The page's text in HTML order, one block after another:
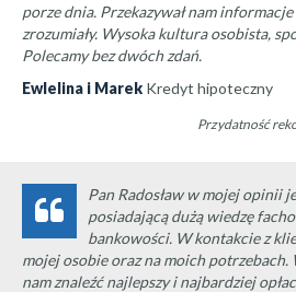
porze dnia. Przekazywał nam
zrozumiały. Wysoka kultura osobista,
Polecamy bez dwóch zdań.
Ewlelina i Marek Kredyt hipoteczny
Przydatność
Pan Radosław w mojej opinii
posiadającą dużą wiedzę
bankowości. W kontakcie z
mojej osobie oraz na moich potrzebach.
nam znaleźć najlepszy i najbardziej